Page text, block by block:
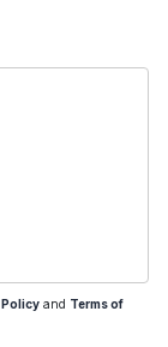
and Terms of